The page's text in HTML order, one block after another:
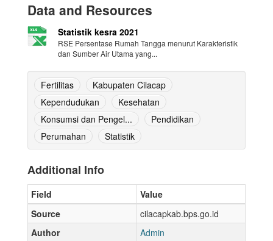
Data and Resources
Statistik kesra 2021
RSE Persentase Rumah Tangga menurut Karakteristik
dan Sumber Air Utama yang...
Fertilitas
Kabupaten Cilacap
Kependudukan
Kesehatan
Konsumsi dan Pengel...
Pendidikan
Perumahan
Statistik
Additional Info
Field
Value
Source
cilacapkab.bps.go.id
Author
Admin